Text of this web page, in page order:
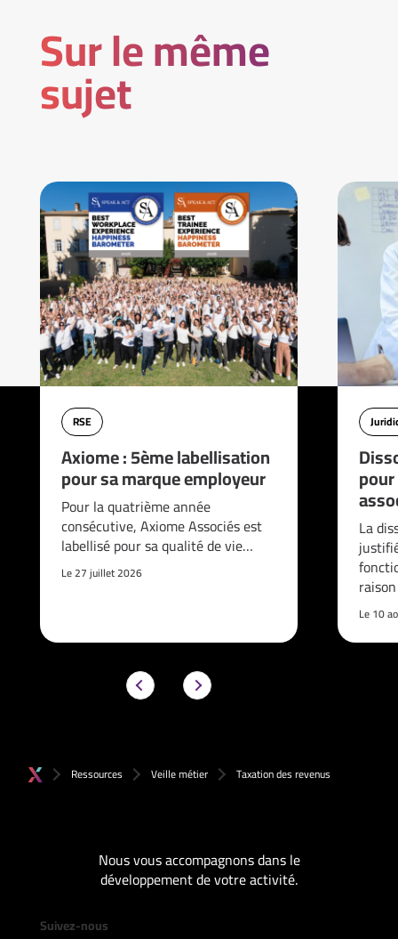
Sur le même
sujet
RSE
Axiome : 5ème labellisation
pour sa marque employeur
Pour la quatrième année
consécutive, Axiome Associés est
labellisé pour sa qualité de vie…
Le 27 juillet 2026
La
Le 10
Ressources Veille métier Taxation des revenus
Nous vous accompagnons dans le
développement de votre activité.
Suivez-nous